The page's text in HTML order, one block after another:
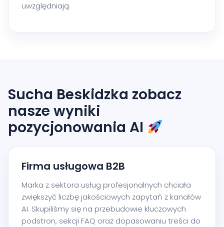
uwzględniają.
Sucha Beskidzka zobacz
nasze wyniki
pozycjonowania AI
Firma usługowa B2B
Marka z sektora usług profesjonalnych chciała
zwiększyć liczbę jakościowych zapytań z kanałów
AI. Skupiliśmy się na przebudowie kluczowych
podstron, sekcji FAQ oraz dopasowaniu treści do